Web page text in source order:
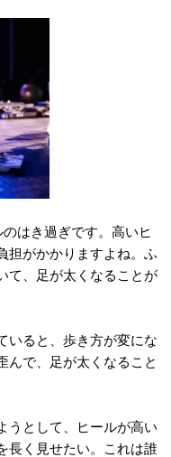
はき過ぎです。高いヒ
担がかかりますよね。ふ
て、足が太くなることが
いると、歩き方が変にな
んで、足が太くなること
うとして、ヒールが高い
長く見せたい。これは誰